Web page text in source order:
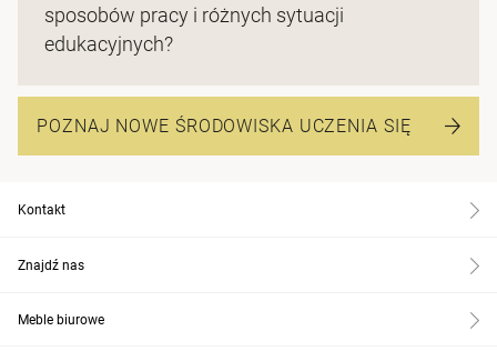
sposobów pracy i różnych sytuacji
edukacyjnych?
POZNAJ NOWE ŚRODOWISKA UCZENIA SIĘ
Kontakt
Znajdź nas
Meble biurowe